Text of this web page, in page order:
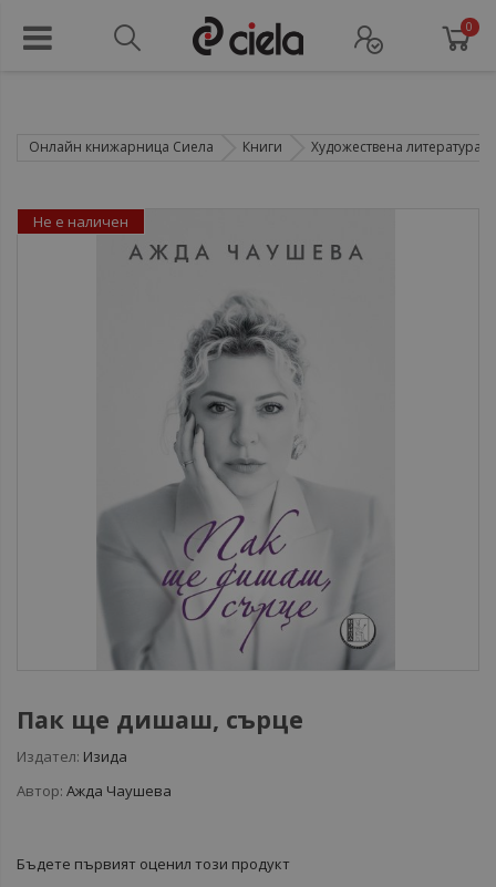
0
Онлайн книжарница Сиела Книги Художествена литература
Пак ще дишаш, сърце
Издател: Изида
Автор: Ажда Чаушева
Бъдете първият оценил този продукт
Не е наличен